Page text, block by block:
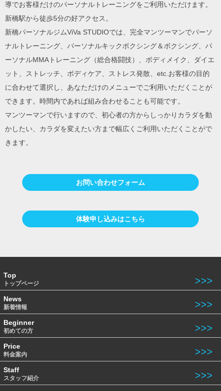
導でお客様だけのパーソナルトレーニングをご利用いただけます。
新橋駅から徒歩5分の好アクセス。
新橋パーソナルジムViVa STUDIOでは、完全マンツーマンでパーソ
ナルトレーニング、パーソナルキックボクシング＆ボクシング、パ
ーソナルMMAトレーニング（総合格闘技）、ボディメイク、ダイエ
ット、ストレッチ、ボディケア、ストレス発散、etc.お客様の目的
に合わせて選択し、あなただけのメニューでご利用いただくことが
できます。時間内であれば組み合わせることも可能です。
マンツーマンで行いますので、初心者の方からしっかりカラダを動
かしたい、カラダを変えたい方まで幅広くご利用いただくことがで
きます。
お問い合わせフォーム
体験申し込みはこちら
Top
トップページ
News
新着情報
Beginner
初めての方
Price
料金案内
Staff
スタッフ紹介